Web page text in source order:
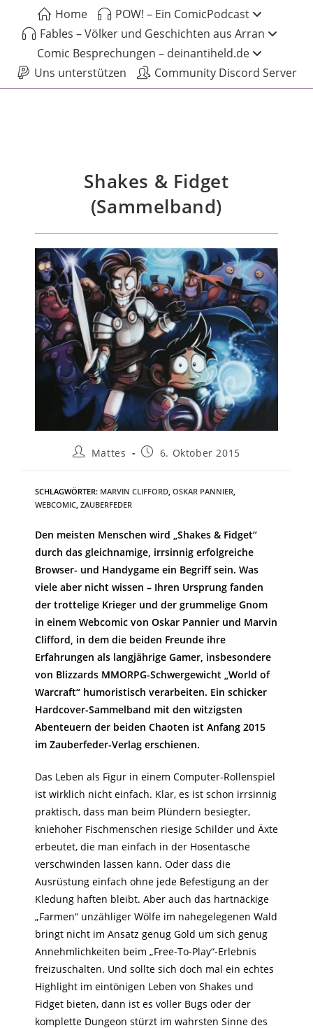
Home
POW! – Ein ComicPodcast
Fables – Völker und Geschichten aus Arran
Comic Besprechungen – deinantiheld.de
Uns unterstützen
Community Discord Server
Shakes & Fidget
(Sammelband)
Mattes 6. Oktober 2015
SCHLAGWÖRTER: MARVIN CLIFFORD, OSKAR PANNIER,
WEBCOMIC, ZAUBERFEDER
Den meisten Menschen wird „Shakes & Fidget“
durch das gleichnamige, irrsinnig erfolgreiche
Browser- und Handygame ein Begriff sein. Was
viele aber nicht wissen – Ihren Ursprung fanden
der trottelige Krieger und der grummelige Gnom
in einem Webcomic von Oskar Pannier und Marvin
Clifford, in dem die beiden Freunde ihre
Erfahrungen als langjährige Gamer, insbesondere
von Blizzards MMORPG-Schwergewicht „World of
Warcraft“ humoristisch verarbeiten. Ein schicker
Hardcover-Sammelband mit den witzigsten
Abenteuern der beiden Chaoten ist Anfang 2015
im Zauberfeder-Verlag erschienen.
Das Leben als Figur in einem Computer-Rollenspiel
ist wirklich nicht einfach. Klar, es ist schon irrsinnig
praktisch, dass man beim Plündern besiegter,
kniehoher Fischmenschen riesige Schilder und Äxte
erbeutet, die man einfach in der Hosentasche
verschwinden lassen kann. Oder dass die
Ausrüstung einfach ohne jede Befestigung an der
Kledung haften bleibt. Aber auch das hartnäckige
„Farmen“ unzähliger Wölfe im nahegelegenen Wald
bringt nicht im Ansatz genug Gold um sich genug
Annehmlichkeiten beim „Free-To-Play“-Erlebnis
freizuschalten. Und sollte sich doch mal ein echtes
Highlight im eintönigen Leben von Shakes und
Fidget bieten, dann ist es voller Bugs oder der
komplette Dungeon stürzt im wahrsten Sinne des